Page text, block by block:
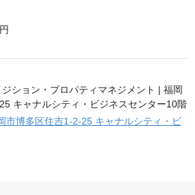
市博多区住吉1-2-25 キャナルシティ・ビ